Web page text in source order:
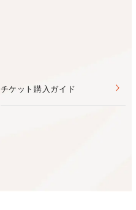
チケット購入ガイド